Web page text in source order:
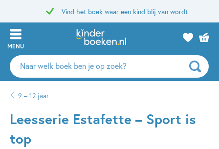
Vind het boek waar een kind blij van wordt
MENU
Zoeken
naar
auteurs
uitgevers
9 – 12 jaar
Leesserie Estafette – Sport is
top